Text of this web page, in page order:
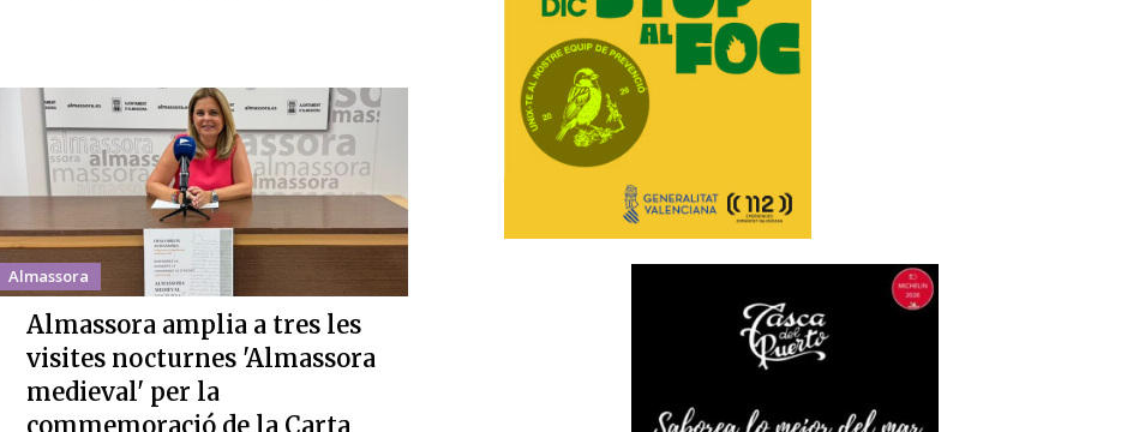
Almassora
Almassora amplia a tres les
visites nocturnes 'Almassora
medieval' per la
commemoració de la Carta